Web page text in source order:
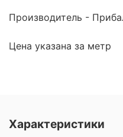
Производитель -
Цена указана за метр
Характеристики